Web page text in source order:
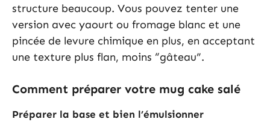
structure beaucoup. Vous pouvez tenter une
version avec yaourt ou fromage blanc et une
pincée de levure chimique en plus, en acceptant
une texture plus flan, moins “gâteau”.
Comment préparer votre mug cake salé
Préparer la base et bien l’émulsionner